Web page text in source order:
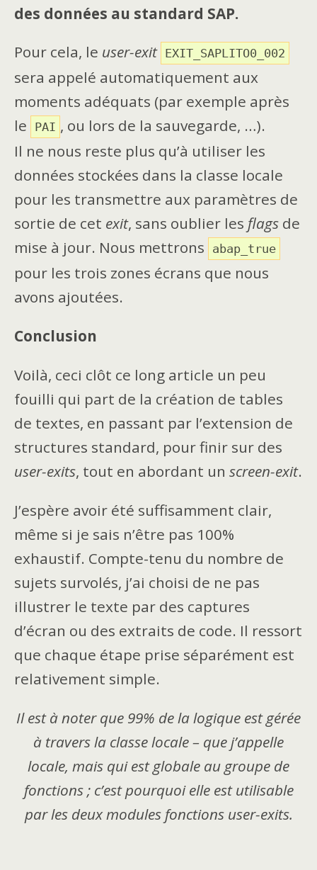
des données au standard SAP.
Pour cela, le user-exit EXIT_SAPLITO0_002
sera appelé automatiquement aux
moments adéquats (par exemple après
le
PAI , ou lors de la sauvegarde, …).
Il ne nous reste plus qu’à utiliser les
données stockées dans la classe locale
pour les transmettre aux paramètres de
sortie de cet exit, sans oublier les flags de
mise à jour. Nous mettrons
abap_true
pour les trois zones écrans que nous
avons ajoutées.
Conclusion
Voilà, ceci clôt ce long article un peu
fouilli qui part de la création de tables
de textes, en passant par l’extension de
structures standard, pour finir sur des
user-exits, tout en abordant un screen-exit.
J’espère avoir été suffisamment clair,
même si je sais n’être pas 100%
exhaustif. Compte-tenu du nombre de
sujets survolés, j’ai choisi de ne pas
illustrer le texte par des captures
d’écran ou des extraits de code. Il ressort
que chaque étape prise séparément est
relativement simple.
Il est à noter que 99% de la logique est gérée
à travers la classe locale – que j’appelle
locale, mais qui est globale au groupe de
fonctions ; c’est pourquoi elle est utilisable
par les deux modules fonctions user-exits.